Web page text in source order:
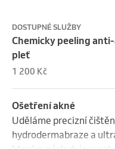
DOSTUPNÉ SLUŽBY
Chemicky peeling
pleť
1 200 Kč
Ošetření akné
Uděláme precizní
hydrodermabraze a